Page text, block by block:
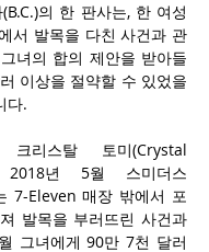
의 한 판사는, 한 여성
서 발목을 다친 사건과 관
녀의 합의 제안을 받아들
이상을 절약할 수 있었을
다.
리스탈 토미(Crystal
년 5월 스미더스
7-Eleven 매장 밖에서 포
발목을 부러뜨린 사건과
그녀에게 90만 7천 달러